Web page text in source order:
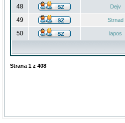
48 Dejv
49 Strnad
50 lapos
Strana 1 z 408